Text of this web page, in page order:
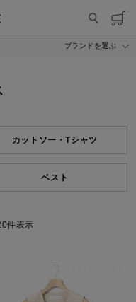
ブランドを選ぶ
カットソー・Tシャツ
ベスト
件表示